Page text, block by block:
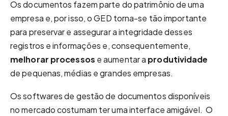
Os documentos fazem parte do patrimônio de uma
empresa e, por isso, o GED torna-se tão importante
para preservar e assegurar a integridade desses
registros e informações e, consequentemente,
melhorar processos e aumentar a produtividade
de pequenas, médias e grandes empresas.
Os softwares de gestão de documentos disponíveis
no mercado costumam ter uma interface amigável. O